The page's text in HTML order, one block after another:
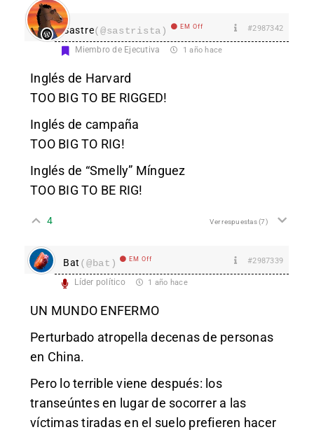
Sastre(@sastrista) EM Off #2987342
Miembro de Ejecutiva 1 año hace
Inglés de Harvard
TOO BIG TO BE RIGGED!
Inglés de campaña
TOO BIG TO RIG!
Inglés de “Smelly” Mínguez
TOO BIG TO BE RIG!
4 Ver respuestas(7)
Bat (@bat) EM Off #2987339
Líder político 1 año hace
UN MUNDO ENFERMO
Perturbado atropella decenas de personas
en China.
Pero lo terrible viene después: los
transeúntes en lugar de socorrer a las
víctimas tiradas en el suelo prefieren hacer